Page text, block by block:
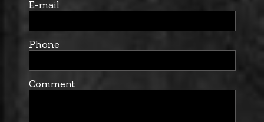
E-mail
Phone
Comment